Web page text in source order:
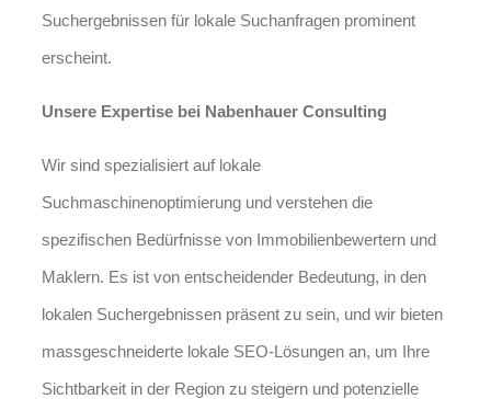
Suchergebnissen für lokale Suchanfragen prominent
erscheint.
Unsere Expertise bei Nabenhauer Consulting
Wir sind spezialisiert auf lokale
Suchmaschinenoptimierung und verstehen die
spezifischen Bedürfnisse von Immobilienbewertern und
Maklern. Es ist von entscheidender Bedeutung, in den
lokalen Suchergebnissen präsent zu sein, und wir bieten
massgeschneiderte lokale SEO-Lösungen an, um Ihre
Sichtbarkeit in der Region zu steigern und potenzielle